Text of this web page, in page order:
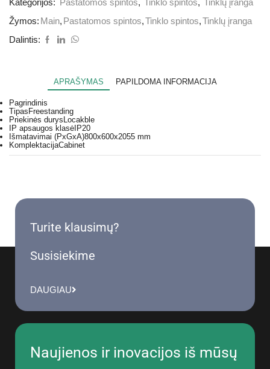
Kategorijos: Pastatomos spintos, Tinklo spintos, Tinklų įranga
Žymos: Main, Pastatomos spintos,Tinklo spintos,Tinklų įranga
Dalintis:
APRAŠYMAS PAPILDOMA INFORMACIJA
Pagrindinis
Tipas Freestanding
Priekinės durys Locakble
IP apsaugos klasė IP20
Išmatavimai (PxGxA)800x600x2055 mm
KomplektacijaCabinet
Turite klausimų?
Susisiekime
DAUGIAU
Naujienos ir inovacijos iš mūsų